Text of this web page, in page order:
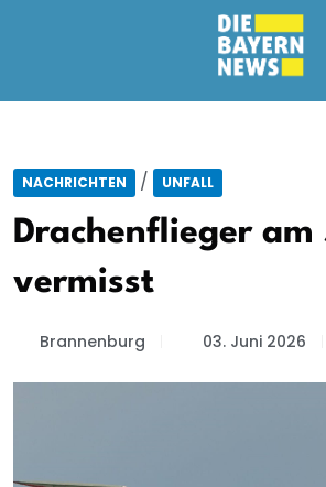
NACHRICHTEN / UNFALL
Drachenflieger am
vermisst
Brannenburg 03. Juni 2026